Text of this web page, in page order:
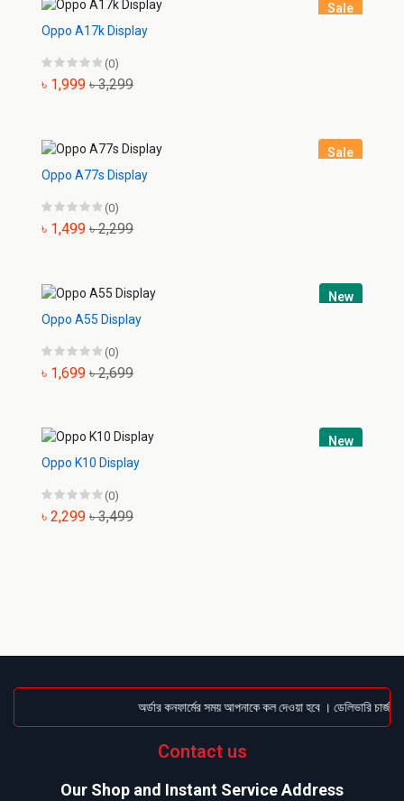
Sale
Oppo A17k Display
(0)
৳ 1,999 ৳ 3,299
Sale
Oppo A77s Display
(0)
৳ 1,499 ৳ 2,299
New
Oppo A55 Display
(0)
৳ 1,699 ৳ 2,699
New
Oppo K10 Display
(0)
৳ 2,299 ৳ 3,499
অর্ডার কনফার্মের সময় আপনাকে কল দেওয়া হবে । ডেলিভারি
Contact us
Our Shop and Instant Service Address